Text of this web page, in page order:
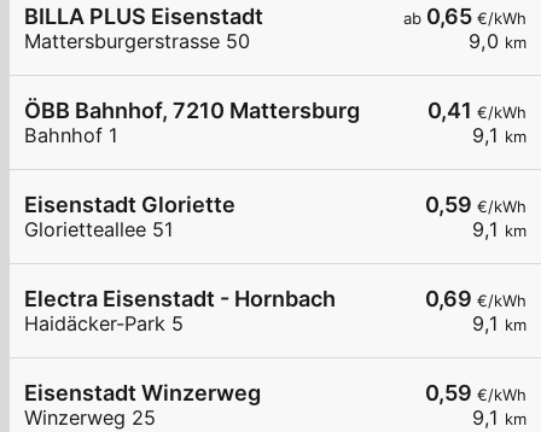
ab 0,65 €/kWh
9,0 km
BILLA PLUS Eisenstadt
Mattersburgerstrasse 50
0,41 €/kWh
9,1 km
ÖBB Bahnhof, 7210 Mattersburg
Bahnhof 1
0,59 €/kWh
9,1 km
Eisenstadt Gloriette
Glorietteallee 51
0,69 €/kWh
9,1 km
Electra Eisenstadt - Hornbach
Haidäcker-Park 5
0,59 €/kWh
9,1 km
Eisenstadt Winzerweg
Winzerweg 25